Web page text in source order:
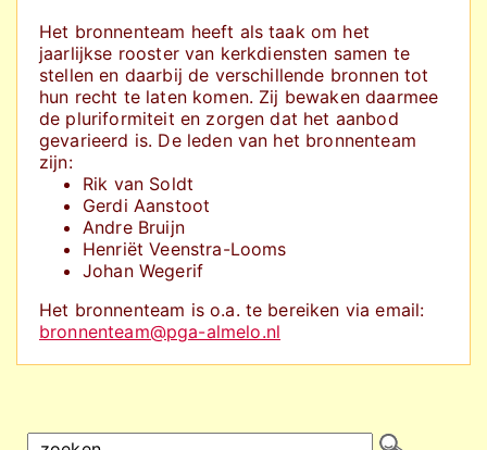
Het bronnenteam heeft als taak om het
jaarlijkse rooster van kerkdiensten samen te
stellen en daarbij de verschillende bronnen tot
hun recht te laten komen. Zij bewaken daarmee
de pluriformiteit en zorgen dat het aanbod
gevarieerd is. De leden van het bronnenteam
zijn:
Rik van Soldt
Gerdi Aanstoot
Andre Bruijn
Henriët Veenstra-Looms
Johan Wegerif
Het bronnenteam is o.a. te bereiken via email:
bronnenteam@pga-almelo.nl